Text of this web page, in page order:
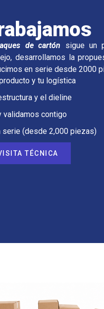
de cartón sigue un
desarrollamos la
en serie desde 2000
y tu logística
y el dieline
validamos contigo
serie (desde 2,000 piezas)
TÉCNICA